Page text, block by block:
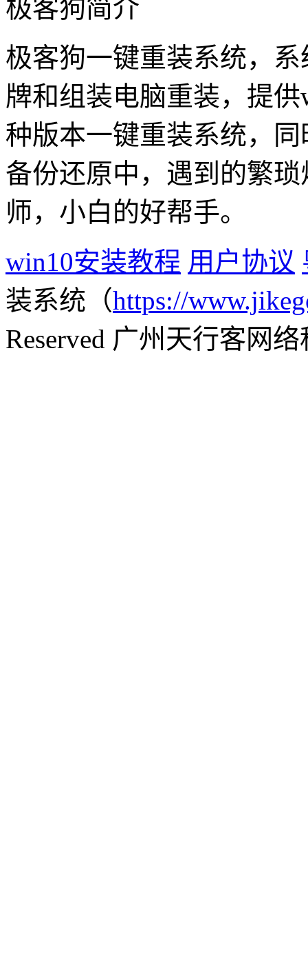
极客狗简介
极客狗一键重装系统，
牌和组装电脑重装，提
种版本一键重装系统，
备份还原中，遇到的繁
师，小白的好帮手。
win10安装教程 用户协议
装系统（https://
Reserved 广州天行客网